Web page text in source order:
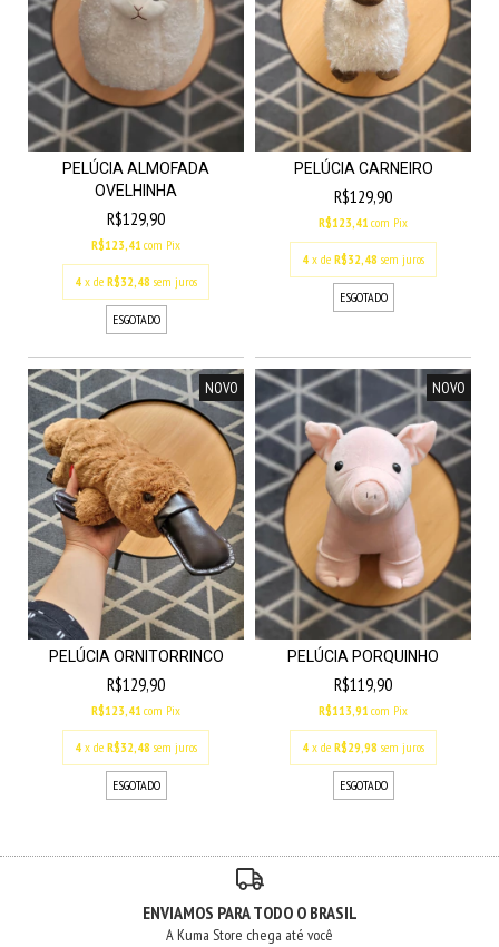
PELÚCIA ALMOFADA
OVELHINHA
R$129,90
R$123,41 com Pix
4 x de R$32,48 sem juros
ESGOTADO
PELÚCIA CARNEIRO
R$129,90
R$123,41 com Pix
4 x de R$32,48 sem juros
ESGOTADO
NOVO
PELÚCIA ORNITORRINCO
R$129,90
R$123,41 com Pix
4 x de R$32,48 sem juros
ESGOTADO
NOVO
PELÚCIA PORQUINHO
R$119,90
R$113,91 com Pix
4 x de R$29,98 sem juros
ESGOTADO
ENVIAMOS PARA TODO O BRASIL
A Kuma Store chega até você